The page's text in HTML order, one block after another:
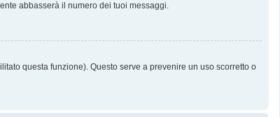
abbasserà il numero dei tuoi messaggi.
questa funzione). Questo serve a prevenire un uso scorretto o